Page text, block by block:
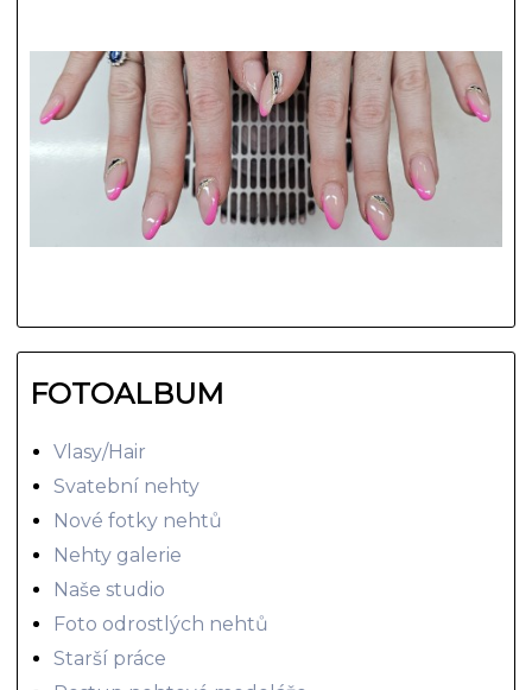
FOTOALBUM
Vlasy/Hair
Svatební nehty
Nové fotky nehtů
Nehty galerie
Naše studio
Foto odrostlých nehtů
Starší práce